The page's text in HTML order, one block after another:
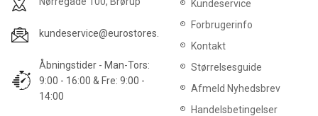
kundeservice@eurostores.dk
Åbningstider - Man-Tors:
9:00 - 16:00 & Fre: 9:00 -
14:00
Kundeservice
Forbrugerinfo
Kontakt
Størrelsesguide
Afmeld Nyhedsbrev
Handelsbetingelser